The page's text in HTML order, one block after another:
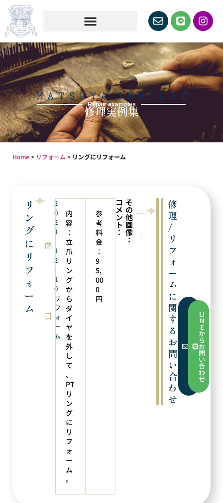
Repair examples
修理実例集
Home> リフォーム > リングにリフォーム
リ
ン
グ
に
リ
フ
ォ
ー
ム
2
0
2
1
-
1
2
-
1
0
リ
フ
ォ
ー
ム
内
容
：
立
爪
リ
ン
グ
か
ら
ダ
イ
ヤ
を
外
し
て
、
PT
リ
ン
グ
に
リ
フ
ォ
ー
ム
。
参
考
料
金
：
9
5,
00
0
円
コ
メ
ン
ト
：
そ
の
他
画
像
： ラリエットタイプに加工
ピアスへのリフォーム
修
理
/
リ
フ
ォ
ー
ム
に
関
す
る
お
問
い
合
わ
せ
フ
ら
お
せ
LI
N
E
か
ら
お
問
い
合
わ
せ